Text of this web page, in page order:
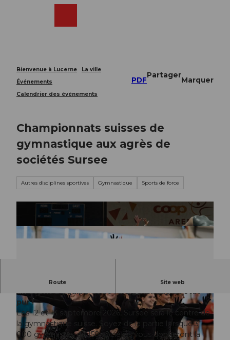
Bienvenue à Lucerne
La ville
Événements
Calendrier des événements
PDF
Partager
Marquer
Championnats suisses de
gymnastique aux agrès de
sociétés Sursee
Autres disciplines sportives Gymnastique Sports de force
Route Site web
La Suisse se réunit à Sursee - vis des émotions,
un esprit d'équipe et de l'art gymnique à l'état
pur !
Les 12 et 13 septembre 2026, Sursee sera le centre de
la gymnastique suisse. Soyez de la partie lorsque 3
000 gymnastes de 150 sociétés vous donneront la